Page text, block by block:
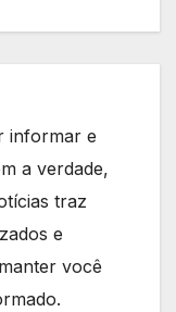
informar e
a verdade,
traz
e
você